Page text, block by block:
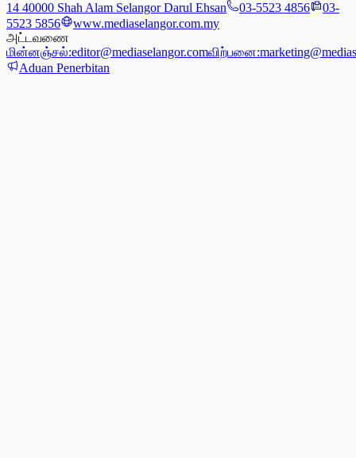
14 40000 Shah Alam Selangor Darul Ehsan
03-5523 4856
03-
5523 5856
www.mediaselangor.com.my
அட்டவணை
மின்னஞ்சல்:editor@mediaselangor.comவிற்பனை:
Aduan Penerbitan